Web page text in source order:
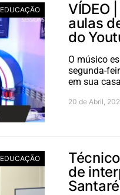
EDUCAÇÃO
VÍDEO
aulas
do
O músico
segunda-
em sua
20 de Abril,
EDUCAÇÃO
de